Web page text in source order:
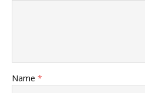
Name *